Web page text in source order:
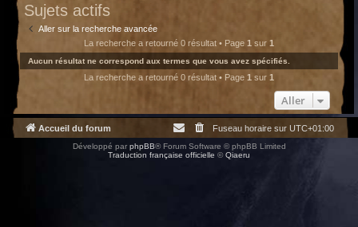
h
Sujets actifs
Aller sur la recherche avancée
La recherche a retourné 0 résultat • Page 1 sur 1
Aucun résultat ne correspond aux termes que vous avez spécifiés.
La recherche a retourné 0 résultat • Page 1 sur 1
Aller
Accueil du forum Fuseau horaire sur UTC+01:00
Développé par phpBB® Forum Software © phpBB Limited
Traduction française officielle ©Qiaeru